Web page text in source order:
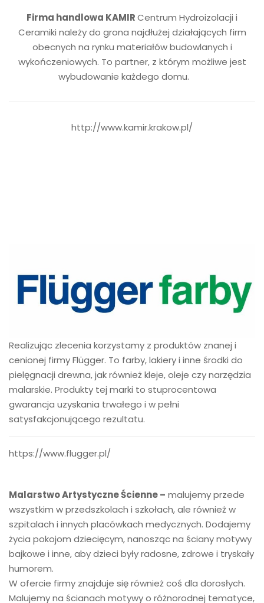
Firma handlowa KAMIRCentrum Hydroizolacji i
Ceramiki należy do grona najdłużej działających firm
obecnych na rynku materiałów budowlanych i
wykończeniowych. To partner, z którym możliwe jest
wybudowanie każdego domu.
http://www.kamir.krakow.pl/
Realizując zlecenia korzystamy z produktów znanej i
cenionej firmy Flügger. To farby, lakiery i inne środki do
pielęgnacji drewna, jak również kleje, oleje czy narzędzia
malarskie. Produkty tej marki to stuprocentowa
gwarancja uzyskania trwałego i w pełni
satysfakcjonującego rezultatu.
https://www.flugger.pl/
Malarstwo Artystyczne Ścienne – malujemy przede
wszystkim w przedszkolach i szkołach, ale również w
szpitalach i innych placówkach medycznych. Dodajemy
życia pokojom dziecięcym, nanosząc na ściany motywy
bajkowe i inne, aby dzieci były radosne, zdrowe i tryskały
humorem.
W ofercie firmy znajduje się również coś dla dorosłych.
Malujemy na ścianach motywy o różnorodnej tematyce,